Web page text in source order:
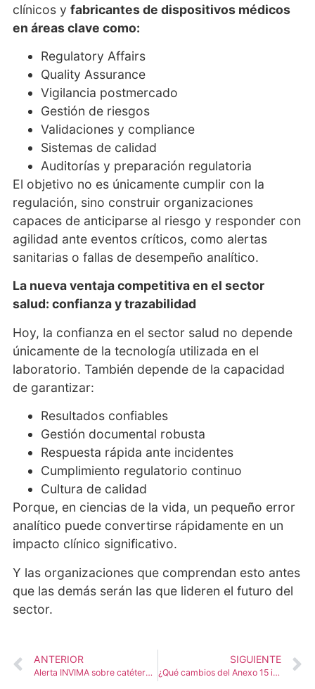
clínicos y fabricantes de dispositivos médicos
en áreas clave como:
Regulatory Affairs
Quality Assurance
Vigilancia postmercado
Gestión de riesgos
Validaciones y compliance
Sistemas de calidad
Auditorías y preparación regulatoria
El objetivo no es únicamente cumplir con la
regulación, sino construir organizaciones
capaces de anticiparse al riesgo y responder con
agilidad ante eventos críticos, como alertas
sanitarias o fallas de desempeño analítico.
La nueva ventaja competitiva en el sector
salud: confianza y trazabilidad
Hoy, la confianza en el sector salud no depende
únicamente de la tecnología utilizada en el
laboratorio. También depende de la capacidad
de garantizar:
Resultados confiables
Gestión documental robusta
Respuesta rápida ante incidentes
Cumplimiento regulatorio continuo
Cultura de calidad
Porque, en ciencias de la vida, un pequeño error
analítico puede convertirse rápidamente en un
impacto clínico significativo.
Y las organizaciones que comprendan esto antes
que las demás serán las que lideren el futuro del
sector.
ANTERIOR
Alerta INVIMA sobre catéteres de hemodiálisis: ¿qué nos enseña sobre gestión de riesgos y cumplimiento regulatorio?
SIGUIENTE
¿Qué cambios del Anexo 15 impactarán las validaciones?